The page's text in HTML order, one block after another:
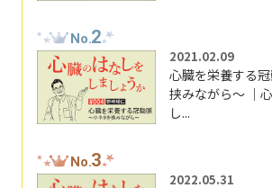
No.2
2021.02.09
心臓を栄養する
挟みながら～ ｜
し...
No.3
2022.05.31